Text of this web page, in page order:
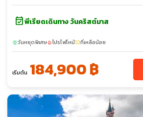
event_availableพีเรียดเดินทาง วันคริสต์มาส
sunnyวันหยุดพิเศษlocal_fire_departmentโปรไฟไหม้confirmation_numberที่เหลือน้อย
เริ่มต้น 184,900 ฿